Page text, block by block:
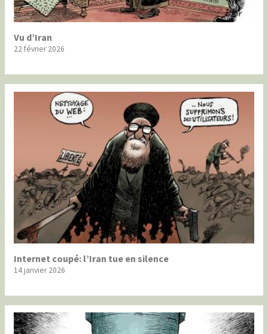
Vu d’Iran
22 février 2026
Internet coupé: l’Iran tue en silence
14 janvier 2026